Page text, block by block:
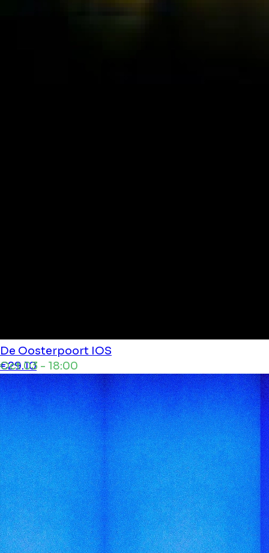
De Oosterpoort IOS
Oct 03 - 18:00
€29.10